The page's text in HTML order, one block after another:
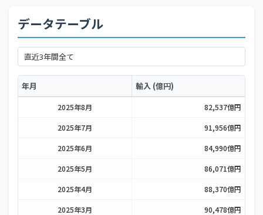
データテーブル
年月 輸入 (億円)
2025年8月 82,537億円
2025年7月 91,956億円
2025年6月 84,990億円
2025年5月 86,071億円
2025年4月 88,370億円
2025年3月 90,478億円